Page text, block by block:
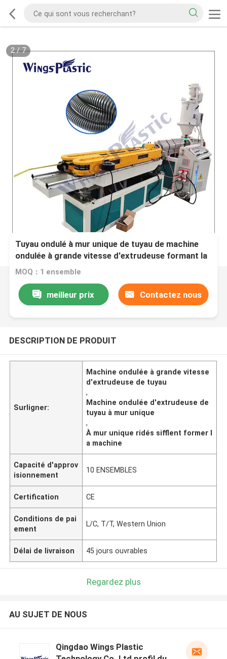
2/7
Tuyau ondulé à mur unique de tuyau de machine
ondulée à grande vitesse d'extrudeuse formant la
machine
MOQ：1 ensemble
meilleur prix Contactez nous
DESCRIPTION DE PRODUIT
Surligner:
Machine ondulée à grande vitesse
d'extrudeuse de tuyau
,
Machine ondulée d'extrudeuse de
tuyau à mur unique
,
À mur unique ridés sifflent former l
a machine
Capacité d'approv
isionnement
10 ENSEMBLES
Certification CE
Conditions de pai
ement
L/C, T/T, Western Union
Délai de livraison 45 jours ouvrables
Regardez plus
AU SUJET DE NOUS
Qingdao Wings Plastic